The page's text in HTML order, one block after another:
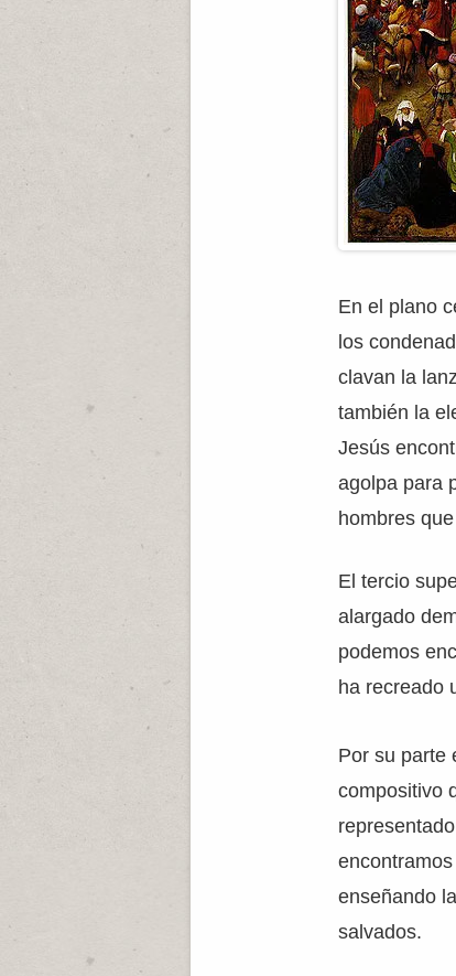
En el plano
los
clavan la
también la
Jesús
agolpa para
hombres
El tercio
alargado
podemos
ha recreado
Por su parte
compositivo
encontramos
enseñando
salvados.